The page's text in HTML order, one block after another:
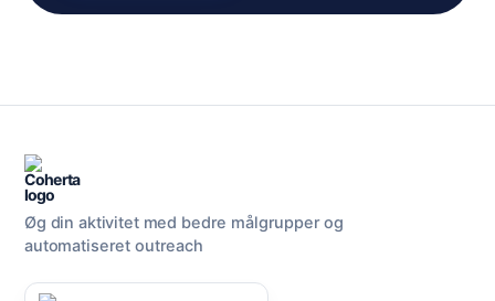
Øg din aktivitet med bedre målgrupper og
automatiseret outreach